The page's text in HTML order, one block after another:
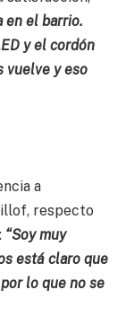
en el barrio.
y el cordón
vuelve y eso
a
respecto
“Soy muy
está claro que
lo que no se